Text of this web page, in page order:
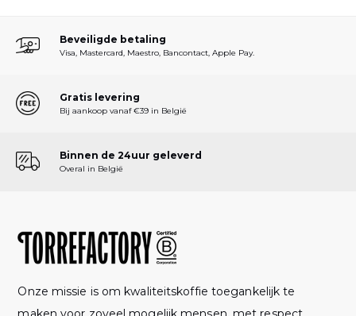
Beveiligde betaling
Visa, Mastercard, Maestro, Bancontact, Apple Pay.
Gratis levering
Bij aankoop vanaf €39 in België
Binnen de 24uur geleverd
Overal in België
Onze missie is om kwaliteitskoffie toegankelijk te